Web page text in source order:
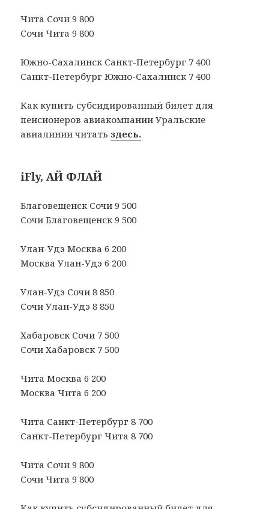
Чита Сочи 9 800
Сочи Чита 9 800
Южно-Сахалинск Санкт-Петербург 7 400
Санкт-Петербург Южно-Сахалинск 7 400
Как купить субсидированный билет для
пенсионеров авиакомпании Уральские
авиалинии читатьздесь.
iFly, АЙ ФЛАЙ
Благовещенск Сочи 9 500
Сочи Благовещенск 9 500
Улан-Удэ Москва 6 200
Москва Улан-Удэ 6 200
Улан-Удэ Сочи 8 850
Сочи Улан-Удэ 8 850
Хабаровск Сочи 7 500
Сочи Хабаровск 7 500
Чита Москва 6 200
Москва Чита 6 200
Чита Санкт-Петербург 8 700
Санкт-Петербург Чита 8 700
Чита Сочи 9 800
Сочи Чита 9 800